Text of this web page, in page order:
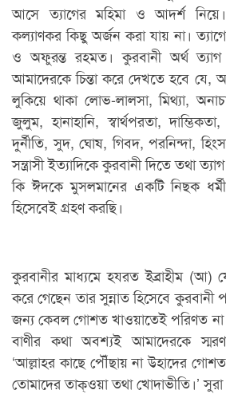
আসে ত্যাগের মহিমা ও আদর্শ
কল্যাণকর কিছু অর্জন করা যায় না।
ও অফুরন্ত রহমত। কুরবানী অর্থ ত্যাগ
আমাদেরকে চিন্তা করে দেখতে হবে যে,
লুকিয়ে থাকা লোভ-লালসা, মিথ্যা,
জুলুম, হানাহানি, স্বার্থপরতা,
দুর্নীতি, সুদ, ঘোষ, গিবদ, পরনিন্দা,
সন্ত্রাসী ইত্যাদিকে কুরবানী দিতে তথা
কি ঈদকে মুসলমানের একটি নিছক
হিসেবেই গ্রহণ করছি।
কুরবানীর মাধ্যমে হযরত ইব্রাহীম (আ)
করে গেছেন তার সুন্নাত হিসেবে
জন্য কেবল গোশত খাওয়াতেই পরিণত
বাণীর কথা অবশ্যই আমাদেরকে
‘আল্লাহর কাছে পৌঁছায় না উহাদের
তোমাদের তাক্ওয়া তথা খোদাভীতি।’